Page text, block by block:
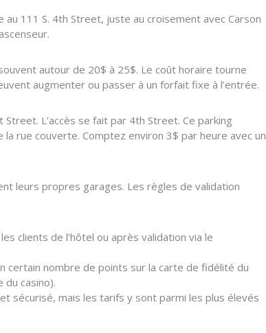
111 S. 4th Street, juste au croisement avec Carson
autour de 20$ à 25$. Le coût horaire tourne
augmenter ou passer à un forfait fixe à l’entrée.
L’accès se fait par 4th Street. Ce parking
rue couverte. Comptez environ 3$ par heure avec un
leurs propres garages. Les règles de validation
clients de l’hôtel ou après validation via le
certain nombre de points sur la carte de fidélité du
du casino).
sécurisé, mais les tarifs y sont parmi les plus élevés